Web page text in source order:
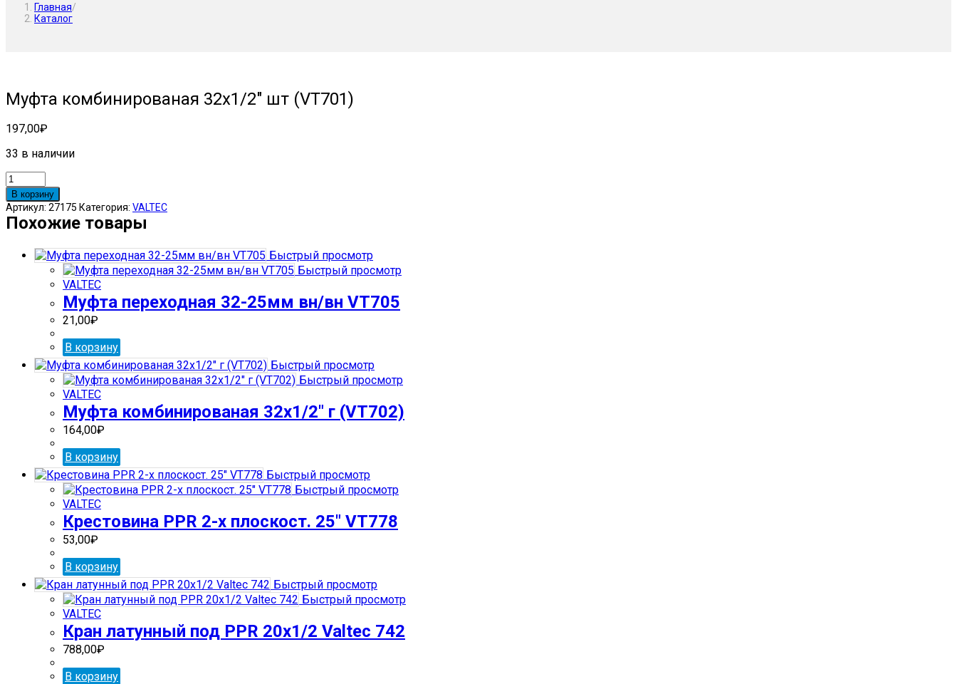
Главная/
Каталог
Муфта комбинированая 32х1/2″ шт (VT701)
197,00₽
33 в наличии
Количество
товара
Муфта
комбинированая
32х1/2"
(VT701)
В корзину
Артикул: 27175 Категория: VALTEC
Похожие товары
Быстрый просмотр
Быстрый просмотр
VALTEC
Муфта переходная 32-25мм вн/вн VT705
21,00₽
В корзину
Быстрый просмотр
Быстрый просмотр
VALTEC
Муфта комбинированая 32х1/2″ г (VT702)
164,00₽
В корзину
Быстрый просмотр
Быстрый просмотр
VALTEC
Крестовина PPR 2-х плоскост. 25″ VT778
53,00₽
В корзину
Быстрый просмотр
Быстрый просмотр
VALTEC
Кран латунный под PPR 20х1/2 Valtec 742
788,00₽
В корзину